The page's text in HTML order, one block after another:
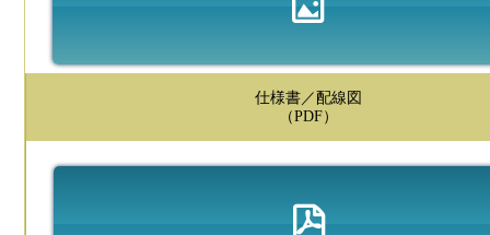
仕様書／配線図
（PDF）